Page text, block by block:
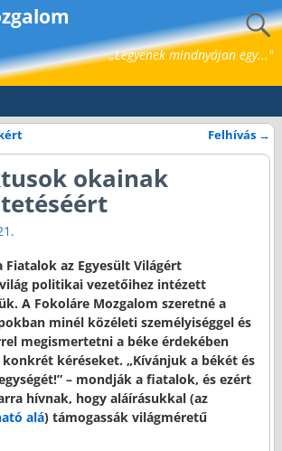
„Legyenek mindnyájan egy..."
Felhívás →
okainak
Fiatalok az Egyesült Világért
politikai vezetőihez intézett
A Fokoláre Mozgalom szeretné a
minél közéleti személyiséggel és
megismertetni a béke érdekében
kéréseket. „Kívánjuk a békét és
– mondják a fiatalok, és ezért
hívnak, hogy aláírásukkal (az
alá) támogassák világméretű